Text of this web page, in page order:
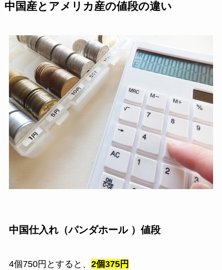
中国産とアメリカ産の値段の違い
中国仕入れ（パンダホール ）値段
4個750円とすると、 2個375円